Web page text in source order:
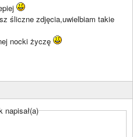
śliczne zdjęcia,uwielbiam takie
nocki życzę
napisał(a)